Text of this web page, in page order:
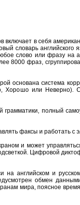
включает в себя
словарь английского
слово или фразу
8000 фраз,
основана система
или Неверно).
грамматики, полный
факсы и работать с
и может
Цифровой
на английском и
обмен
мира, поясное